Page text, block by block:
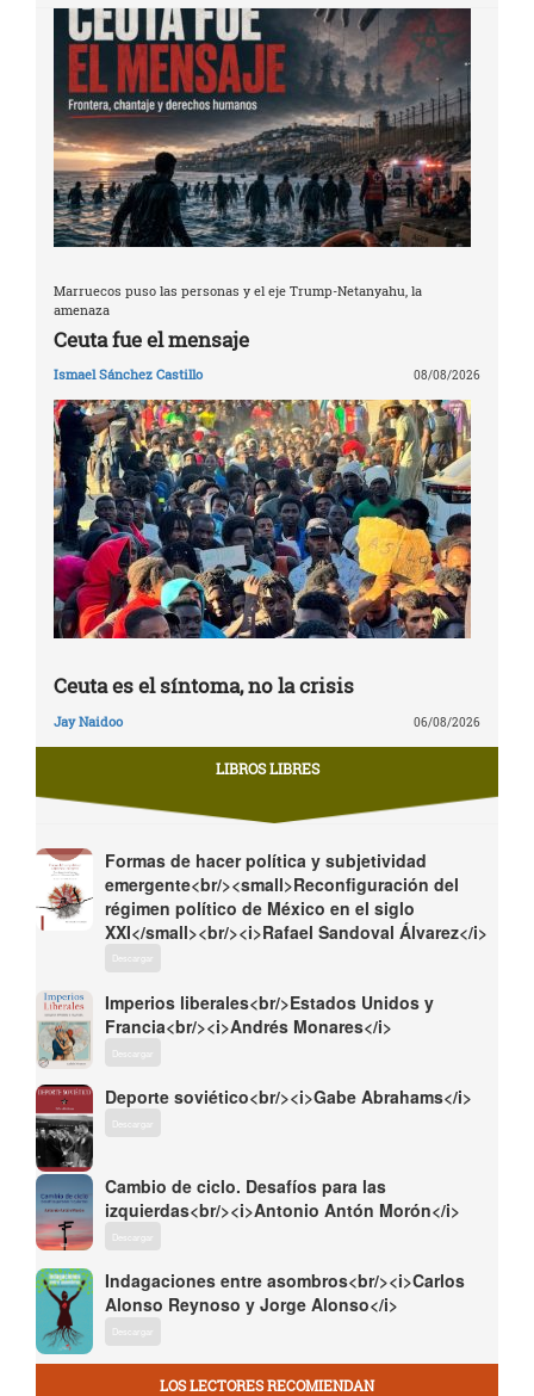
Marruecos puso las personas y el eje Trump-Netanyahu, la
amenaza
Ceuta fue el mensaje
Ismael Sánchez Castillo 08/08/2026
Ceuta es el síntoma, no la crisis
Jay Naidoo 06/08/2026
LIBROS LIBRES
Formas de hacer política y subjetividad
emergente<br/><small>Reconfiguración del
régimen político de México en el siglo
XXI</small><br/><i>Rafael Sandoval Álvarez</i>
Descargar
Imperios liberales<br/>Estados Unidos y
Francia<br/><i>Andrés Monares</i>
Descargar
Deporte soviético<br/><i>Gabe Abrahams</i>
Descargar
Cambio de ciclo. Desafíos para las
izquierdas<br/><i>Antonio Antón Morón</i>
Descargar
Indagaciones entre asombros<br/><i>Carlos
Alonso Reynoso y Jorge Alonso</i>
Descargar
LOS LECTORES RECOMIENDAN